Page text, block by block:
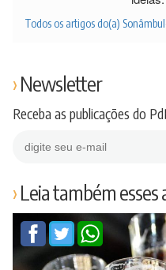
Todos os artigos do(a)
Newsletter
Receba as publicações do
Leia também